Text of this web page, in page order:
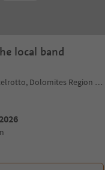
local band
Kastelruth/Castelrotto, Dolomites Region Seiser Alm